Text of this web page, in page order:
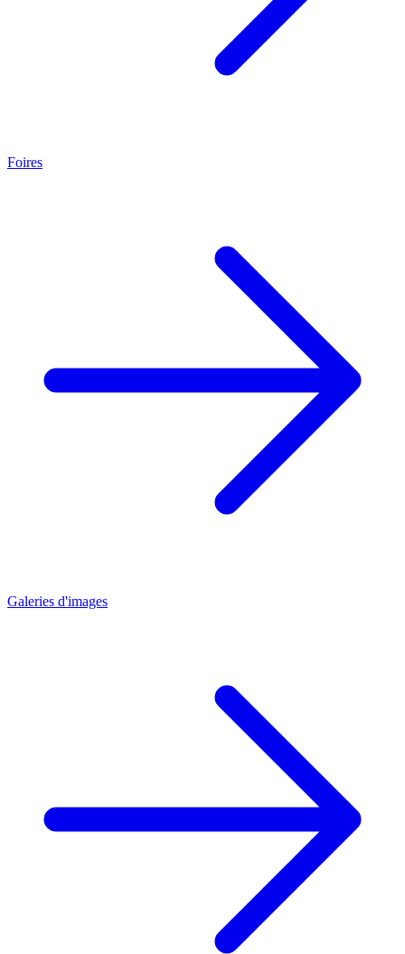
Foires
Galeries d'images